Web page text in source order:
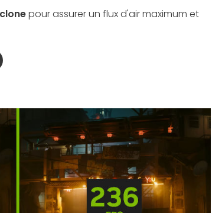
pour assurer un flux d'air maximum et